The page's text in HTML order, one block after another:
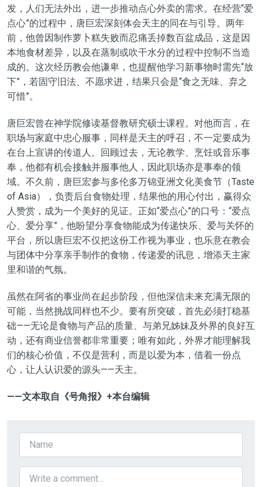
发，人们无法外出，进一步推动点心外卖的需求。在经营“爱
点心”的过程中，唐巨宏深刻体会天主的同在与引导。两年
前，他曾因制作萝卜糕失败而忍痛丢掉数百盆成品，这是因
本地食材差异，以及在蒸制或吹干水分的过程中控制不当造
成的。这次经历教会他谦卑，也提醒他学习新事物时需先“放
下”，若固守旧法、不愿求进，结果只会是“食之无味、弃之
可惜”。
唐巨宏曾在神学院修读基督教研究硕士课程。对他而言，在
职场与家庭中忠心服事，同样是天主的呼召，不一定要成为
在台上宣讲的传道人。回顾过去，无论教学、烹饪或音乐事
奉，他都有机会接触并服事他人，因此职场亦是事奉的领
域。不久前，唐巨宏参与多伦多万锦亚洲文化美食节（Taste
of Asia），负责后台食物处理，结果他的用心付出，赢得众
人赞赏，成为一个美好的见证。正如“爱点心”的口号：“爱点
心、爱分享”，他盼望分享食物能成为传递快乐、爱与关怀的
平台，所以唐巨宏不仅把这份工作视为事业，也乐意在教会
与团体中分享亲手制作的食物，传递爱的讯息，增添天主家
里和谐的气氛。
虽然在阿省的事业尚在起步阶段，但他深信未来充满无限的
可能，当然挑战同样也不少。要有所突破，首先必须打稳基
础——无论是食物与产品的质量、与弟兄姊妹及外界的良好互
动，还有商业信誉都非常重要；唯有如此，外界才能理解我
们的核心价值，不仅是营利，而是以爱为本，借着一份点
心，让人认识爱的源头——天主。
——文本取自《号角报》 +本台编辑